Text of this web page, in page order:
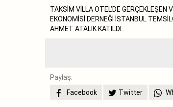
TAKSİM VİLLA OTEL’DE
EKONOMİSİ DERNEĞİ İSTANBUL
AHMET ATALIK KATILDI.
Paylaş:
Facebook
Twitter